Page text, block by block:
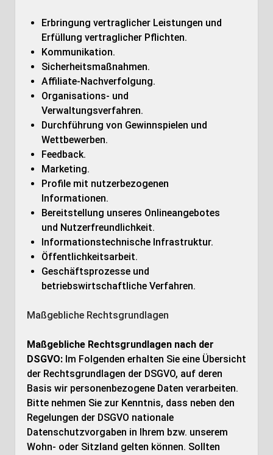
Erbringung vertraglicher Leistungen und
Erfüllung vertraglicher Pflichten.
Kommunikation.
Sicherheitsmaßnahmen.
Affiliate-Nachverfolgung.
Organisations- und
Verwaltungsverfahren.
Durchführung von Gewinnspielen und
Wettbewerben.
Feedback.
Marketing.
Profile mit nutzerbezogenen
Informationen.
Bereitstellung unseres Onlineangebotes
und Nutzerfreundlichkeit.
Informationstechnische Infrastruktur.
Öffentlichkeitsarbeit.
Geschäftsprozesse und
betriebswirtschaftliche Verfahren.
Maßgebliche Rechtsgrundlagen
Maßgebliche Rechtsgrundlagen nach der
DSGVO: Im Folgenden erhalten Sie eine Übersicht
der Rechtsgrundlagen der DSGVO, auf deren
Basis wir personenbezogene Daten verarbeiten.
Bitte nehmen Sie zur Kenntnis, dass neben den
Regelungen der DSGVO nationale
Datenschutzvorgaben in Ihrem bzw. unserem
Wohn- oder Sitzland gelten können. Sollten